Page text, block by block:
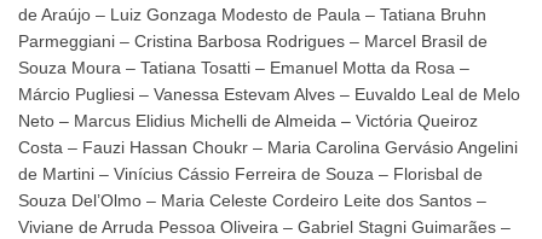
de Araújo – Luiz Gonzaga Modesto de Paula – Tatiana Bruhn
Parmeggiani – Cristina Barbosa Rodrigues – Marcel Brasil de
Souza Moura – Tatiana Tosatti – Emanuel Motta da Rosa –
Márcio Pugliesi – Vanessa Estevam Alves – Euvaldo Leal de Melo
Neto – Marcus Elidius Michelli de Almeida – Victória Queiroz
Costa – Fauzi Hassan Choukr – Maria Carolina Gervásio Angelini
de Martini – Vinícius Cássio Ferreira de Souza – Florisbal de
Souza Del’Olmo – Maria Celeste Cordeiro Leite dos Santos –
Viviane de Arruda Pessoa Oliveira – Gabriel Stagni Guimarães –